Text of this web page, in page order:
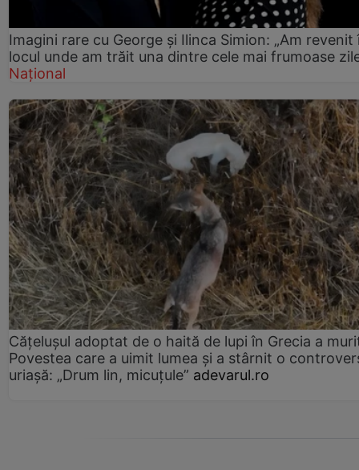
Imagini rare cu George și Ilinca Simion: „Am revenit
locul unde am trăit una dintre cele mai frumoase
Național
Cățelușul adoptat de o haită de lupi în Grecia a
Povestea care a uimit lumea și a stârnit o
uriașă: „Drum lin, micuțule” adevarul.ro